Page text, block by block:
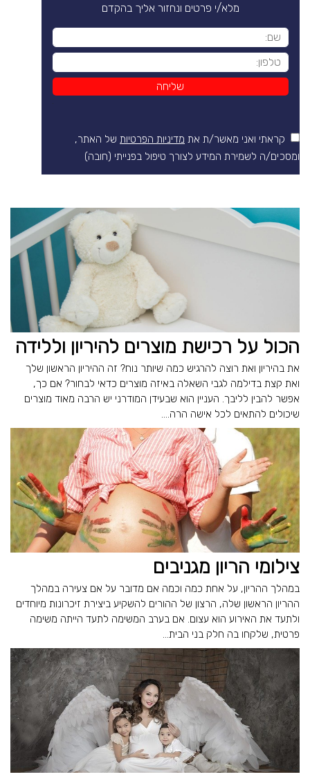
מלא/י פרטים ונחזור אליך בהקדם
קראתי ואני מאשר/ת את מדיניות הפרטיות של האתר,
ומסכים/ה לשמירת המידע לצורך טיפול בפנייתי (חובה)
הכול על רכישת מוצרים להיריון וללידה
את בהיריון ואת רוצה להרגיש כמה שיותר נוח? זה ההיריון הראשון שלך
ואת קצת בדילמה לגבי השאלה באיזה מוצרים כדאי לבחור? אם כך,
אפשר להבין לליבך. העניין הוא שבעידן המודרני יש הרבה מאוד מוצרים
שיכולים להתאים לכל אישה הרה....
צילומי הריון מגניבים
במהלך ההריון, על אחת כמה וכמה אם מדובר על אם צעירה במהלך
ההריון הראשון שלה, הרצון של ההורים להשקיע ביצירת זיכרונות מיוחדים
ולתעד את האירוע הוא עצום. אם בערב המשימה לתעד הייתה משימה
פרטית, שלקחו בה חלק בני הבית...